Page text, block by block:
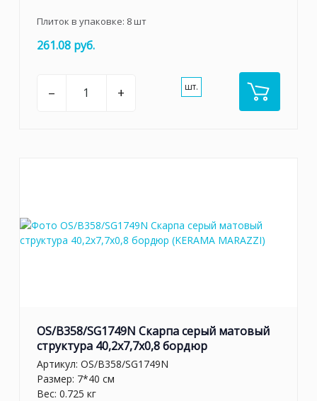
Плиток в упаковке: 8шт
261.08 руб.
– + шт.
OS/B358/SG1749N Скарпа серый матовый
структура 40,2x7,7x0,8 бордюр
Артикул: OS/B358/SG1749N
Размер: 7*40 см
Вес: 0.725 кг